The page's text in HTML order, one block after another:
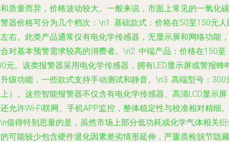
质量而异，价格波动较大。一般来说，市面上常见的一氧化碳
器价格可分为几个档次：\n1. 基础款式 ：价格在50至150元人
右。此类产品通常仅有电化学传感器，无显示屏和网络功能，
对基本预警需求较高的消费者。\n2. 中端产品 ：价格在150至
元。该类报警器采用电化学传感器，拥有LED显示屏或警报蜂
级功能，一些款式支持手动测试和静音。\n3. 高端型号 ：300
）。这些智能报警器不仅含有电化学传感器、高清LCD显示屏
允许Wi-Fi联网、手机APP监控，整体稳定性与校准相对精细。
值得特别思量的是，虽然市场上部分低功耗或化学气体相关
可能较少包含硬件退化因素差劣情形延伸，严重质检脱节隐藏